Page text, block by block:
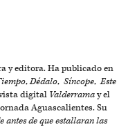
y editora. Ha publicado en
,Dédalo, Síncope,Este
digital Valderramay el
Aguascalientes. Su
antes de que estallaran las